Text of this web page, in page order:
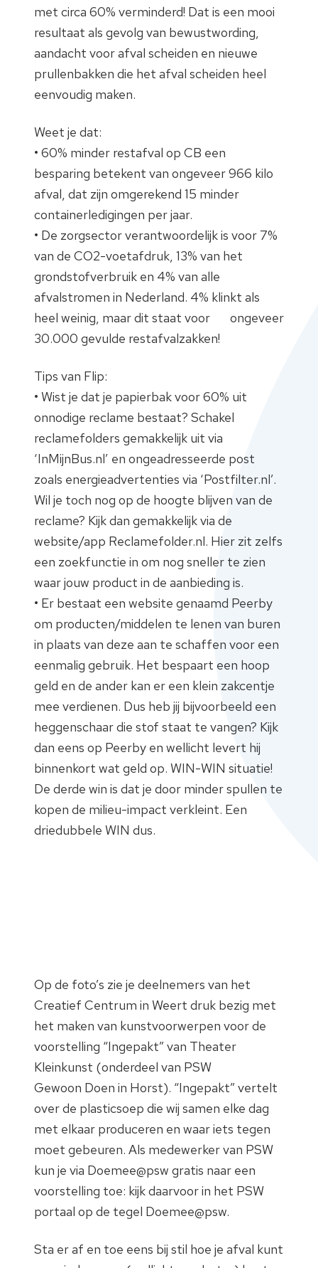
met circa 60% verminderd! Dat is een mooi
resultaat als gevolg van bewustwording,
aandacht voor afval scheiden en nieuwe
prullenbakken die het afval scheiden heel
eenvoudig maken.
Weet je dat:
• 60% minder restafval op CB een
besparing betekent van ongeveer 966 kilo
afval, dat zijn omgerekend 15 minder
containerledigingen per jaar.
• De zorgsector verantwoordelijk is voor 7%
van de CO2-voetafdruk, 13% van het
grondstofverbruik en 4% van alle
afvalstromen in Nederland. 4% klinkt als
heel weinig, maar dit staat voor ongeveer
30.000 gevulde restafvalzakken!
Tips van Flip:
• Wist je dat je papierbak voor 60% uit
onnodige reclame bestaat? Schakel
reclamefolders gemakkelijk uit via
‘InMijnBus.nl’ en ongeadresseerde post
zoals energieadvertenties via ‘Postfilter.nl’.
Wil je toch nog op de hoogte blijven van de
reclame? Kijk dan gemakkelijk via de
website/app Reclamefolder.nl. Hier zit zelfs
een zoekfunctie in om nog sneller te zien
waar jouw product in de aanbieding is.
• Er bestaat een website genaamd Peerby
om producten/middelen te lenen van buren
in plaats van deze aan te schaffen voor een
eenmalig gebruik. Het bespaart een hoop
geld en de ander kan er een klein zakcentje
mee verdienen. Dus heb jij bijvoorbeeld een
heggenschaar die stof staat te vangen? Kijk
dan eens op Peerby en wellicht levert hij
binnenkort wat geld op. WIN-WIN situatie!
De derde win is dat je door minder spullen te
kopen de milieu-impact verkleint. Een
driedubbele WIN dus.
Op de foto’s zie je deelnemers van het
Creatief Centrum in Weert druk bezig met
het maken van kunstvoorwerpen voor de
voorstelling “Ingepakt” van Theater
Kleinkunst (onderdeel van PSW
Gewoon Doen in Horst). “Ingepakt” vertelt
over de plasticsoep die wij samen elke dag
met elkaar produceren en waar iets tegen
moet gebeuren. Als medewerker van PSW
kun je via Doemee@psw gratis naar een
voorstelling toe: kijk daarvoor in het PSW
portaal op de tegel Doemee@psw.
Sta er af en toe eens bij stil hoe je afval kunt